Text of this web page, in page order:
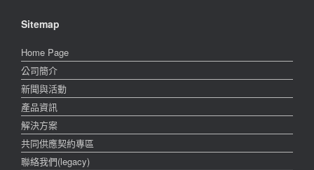
Sitemap
Home Page
公司簡介
新聞與活動
產品資訊
解決方案
共同供應契約專區
聯絡我們(legacy)